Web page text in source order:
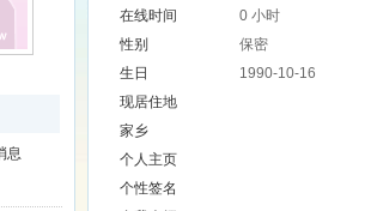
息
在线时间
0 小时
性别
保密
生日
1990-10-16
现居住地
家乡
个人主页
个性签名